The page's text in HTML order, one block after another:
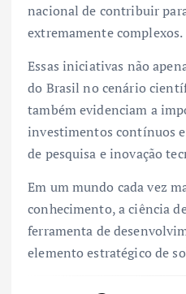
nacional de contribuir
extremamente complexos.
Essas iniciativas não
do Brasil no cenário
também evidenciam a
investimentos contínuos
de pesquisa e inovação
Em um mundo cada vez
conhecimento, a ciência
ferramenta de
elemento estratégico de